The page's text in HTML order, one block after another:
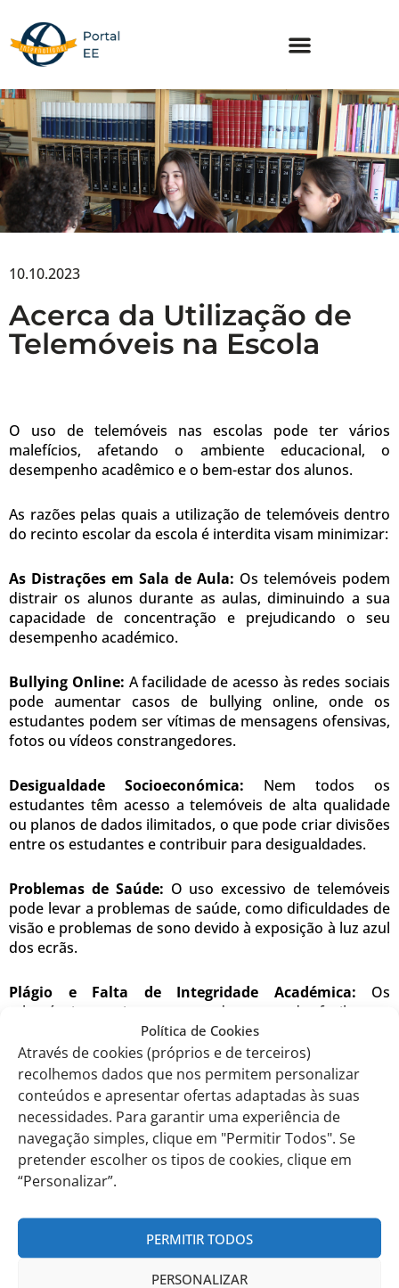
Política de Cookies
Através de cookies (próprios e de terceiros)
recolhemos dados que nos permitem personalizar
conteúdos e apresentar ofertas adaptadas às suas
necessidades. Para garantir uma experiência de
navegação simples, clique em "Permitir Todos". Se
pretender escolher os tipos de cookies, clique em
“Personalizar”.
PERMITIR TODOS
PERSONALIZAR
content
10.10.2023
Acerca da Utilização de
Telemóveis na Escola
O uso de telemóveis nas escolas pode ter vários
malefícios, afetando o ambiente educacional, o
desempenho acadêmico e o bem-estar dos alunos.
As razões pelas quais a utilização de telemóveis dentro
do recinto escolar da escola é interdita visam minimizar:
As Distrações em Sala de Aula: Os telemóveis podem
distrair os alunos durante as aulas, diminuindo a sua
capacidade de concentração e prejudicando o seu
desempenho académico.
Bullying Online: A facilidade de acesso às redes sociais
pode aumentar casos de bullying online, onde os
estudantes podem ser vítimas de mensagens ofensivas,
fotos ou vídeos constrangedores.
Desigualdade Socioeconómica: Nem todos os
estudantes têm acesso a telemóveis de alta qualidade
ou planos de dados ilimitados, o que pode criar divisões
entre os estudantes e contribuir para desigualdades.
Problemas de Saúde: O uso excessivo de telemóveis
pode levar a problemas de saúde, como dificuldades de
visão e problemas de sono devido à exposição à luz azul
dos ecrãs.
Plágio e Falta de Integridade Académica: Os
telemóveis permitem aos estudantes aceder facilmente
à internet, facilitando a prática de plágio e outras
formas de desonestidade académica.
Isolamento Social:O uso excessivo de telemóveis pode
levar os estudantes a isolarem-se socialmente,
preferindo interações online em vez de interações
pessoais.
excessiva dos telemóveis pode prejudicar o
desenvolvimento de habilidades sociais importantes,
como a capacidade de comunicação interpessoal e